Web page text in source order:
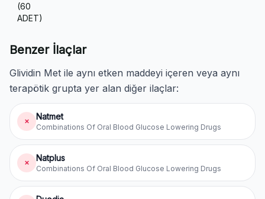
(60
ADET)
Benzer İlaçlar
Glividin Met ile aynı etken maddeyi içeren veya aynı
terapötik grupta yer alan diğer ilaçlar:
✗ Natmet
Combinations Of Oral Blood Glucose Lowering Drugs
✗ Natplus
Combinations Of Oral Blood Glucose Lowering Drugs